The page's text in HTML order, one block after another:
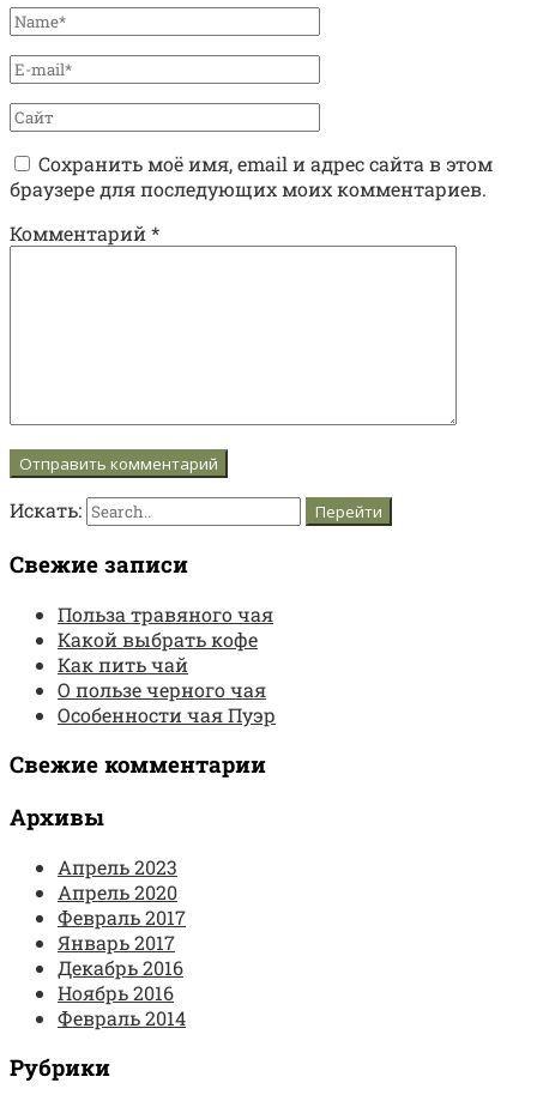
Сохранить моё имя, email и адрес сайта в этом
браузере для последующих моих комментариев.
Комментарий *
Искать:
Свежие записи
Польза травяного чая
Какой выбрать кофе
Как пить чай
О пользе черного чая
Особенности чая Пуэр
Свежие комментарии
Архивы
Апрель 2023
Апрель 2020
Февраль 2017
Январь 2017
Декабрь 2016
Ноябрь 2016
Февраль 2014
Рубрики